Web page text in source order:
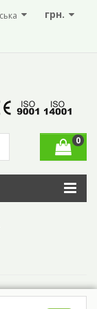
грн.
0